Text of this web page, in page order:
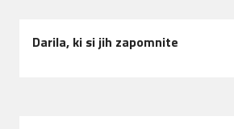
Darila, ki si jih zapomnite